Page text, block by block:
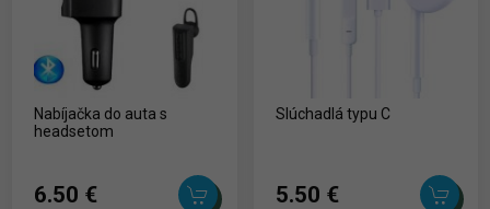
Nabíjačka do auta s
headsetom
6.50 ‎€
Slúchadlá typu C
5.50 ‎€